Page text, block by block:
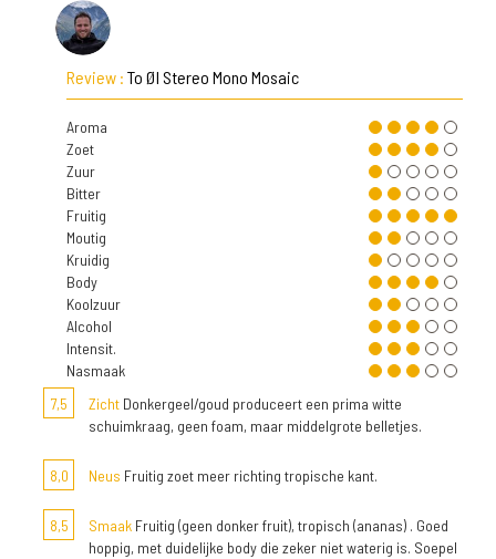
Review : To Øl Stereo Mono Mosaic
Aroma
Zoet
Zuur
Bitter
Fruitig
Moutig
Kruidig
Body
Koolzuur
Alcohol
Intensit.
Nasmaak
7,5
Zicht Donkergeel/goud produceert een prima witte
schuimkraag, geen foam, maar middelgrote belletjes.
8,0 Neus Fruitig zoet meer richting tropische kant.
8,5 Smaak Fruitig (geen donker fruit), tropisch (ananas) . Goed
hoppig, met duidelijke body die zeker niet waterig is. Soepel